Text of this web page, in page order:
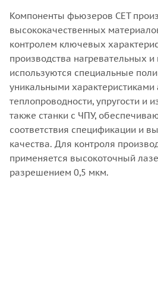
Компоненты фьюзеров CET
высококачественных
контролем ключевых
производства нагревательных
используются специальные
уникальными характеристиками
теплопроводности, упругости и
также станки с ЧПУ,
соответствия спецификации и
качества. Для контроля
применяется высокоточный
разрешением 0,5 мкм.